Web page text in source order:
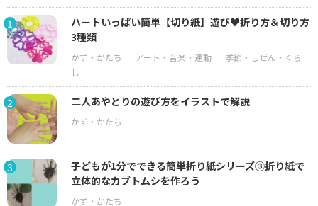
1
ハートいっぱい簡単【切り紙】遊び♥折り方＆切り方
3種類
2 二人あやとりの遊び方をイラストで解説
3
子どもが1分でできる簡単折り紙シリーズ③折り紙で
立体的なカブトムシを作ろう